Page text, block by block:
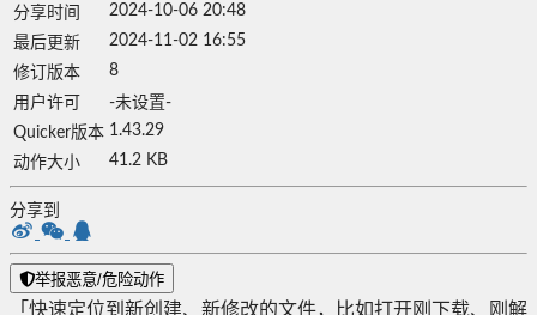
分享时间
2024-10-06 20:48
最后更新
2024-11-02 16:55
修订版本
8
用户许可
-未设置-
Quicker版本 1.43.29
动作大小
41.2 KB
分享到
举报恶意/危险动作
「快速定位到新创建、新修改的文件，比如打开刚下载、刚解